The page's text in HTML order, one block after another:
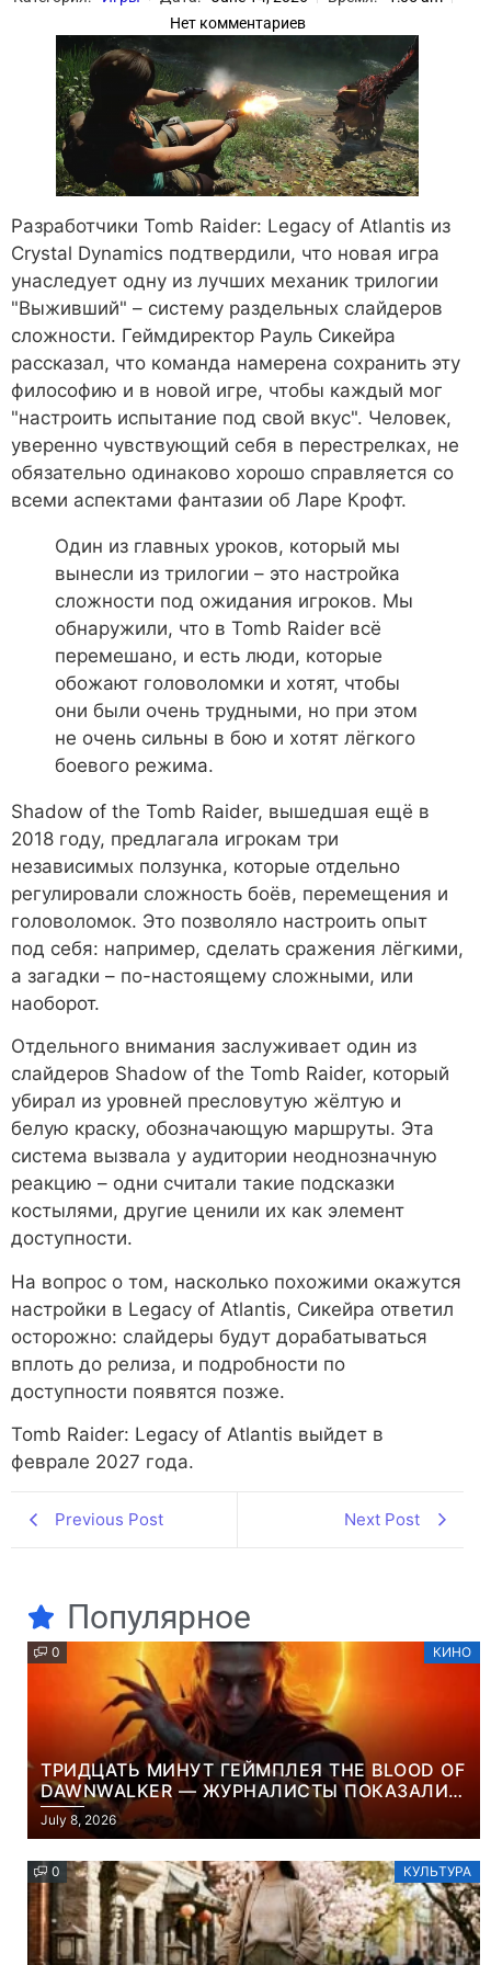
Нет комментариев
Разработчики Tomb Raider: Legacy of Atlantis из
Crystal Dynamics подтвердили, что новая игра
унаследует одну из лучших механик трилогии
"Выживший" – систему раздельных слайдеров
сложности. Геймдиректор Рауль Сикейра
рассказал, что команда намерена сохранить эту
философию и в новой игре, чтобы каждый мог
"настроить испытание под свой вкус". Человек,
уверенно чувствующий себя в перестрелках, не
обязательно одинаково хорошо справляется со
всеми аспектами фантазии об Ларе Крофт.
Один из главных уроков, который мы
вынесли из трилогии – это настройка
сложности под ожидания игроков. Мы
обнаружили, что в Tomb Raider всё
перемешано, и есть люди, которые
обожают головоломки и хотят, чтобы
они были очень трудными, но при этом
не очень сильны в бою и хотят лёгкого
боевого режима.
Shadow of the Tomb Raider, вышедшая ещё в
2018 году, предлагала игрокам три
независимых ползунка, которые отдельно
регулировали сложность боёв, перемещения и
головоломок. Это позволяло настроить опыт
под себя: например, сделать сражения лёгкими,
а загадки – по-настоящему сложными, или
наоборот.
Отдельного внимания заслуживает один из
слайдеров Shadow of the Tomb Raider, который
убирал из уровней пресловутую жёлтую и
белую краску, обозначающую маршруты. Эта
система вызвала у аудитории неоднозначную
реакцию – одни считали такие подсказки
костылями, другие ценили их как элемент
доступности.
На вопрос о том, насколько похожими окажутся
настройки в Legacy of Atlantis, Сикейра ответил
осторожно: слайдеры будут дорабатываться
вплоть до релиза, и подробности по
доступности появятся позже.
Tomb Raider: Legacy of Atlantis выйдет в
феврале 2027 года.
Previous Post Next Post
Популярное
0 КИНО
ТРИДЦАТЬ МИНУТ ГЕЙМПЛЕЯ THE BLOOD OF
DAWNWALKER — ЖУРНАЛИСТЫ ПОКАЗАЛИ
НАЧАЛО НОВОЙ ИГРЫ ОТ ВЕТЕРАНОВ CD
PROJEKT RED
July 8, 2026
0 КУЛЬТУРА